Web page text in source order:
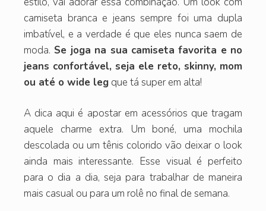
camiseta branca e jeans sempre foi uma dupla
imbatível, e a verdade é que eles nunca saem de
moda. Se joga na sua camiseta favorita e no
jeans confortável, seja ele reto, skinny, mom
ou até o wide leg que tá super em alta!
A dica aqui é apostar em acessórios que tragam
aquele charme extra. Um boné, uma mochila
descolada ou um tênis colorido vão deixar o look
ainda mais interessante. Esse visual é perfeito
para o dia a dia, seja para trabalhar de maneira
mais casual ou para um rolê no final de semana.